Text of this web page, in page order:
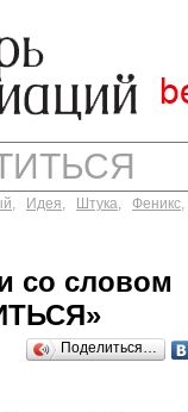
, Идея, Штука, Феникс,
со словом
Поделиться…